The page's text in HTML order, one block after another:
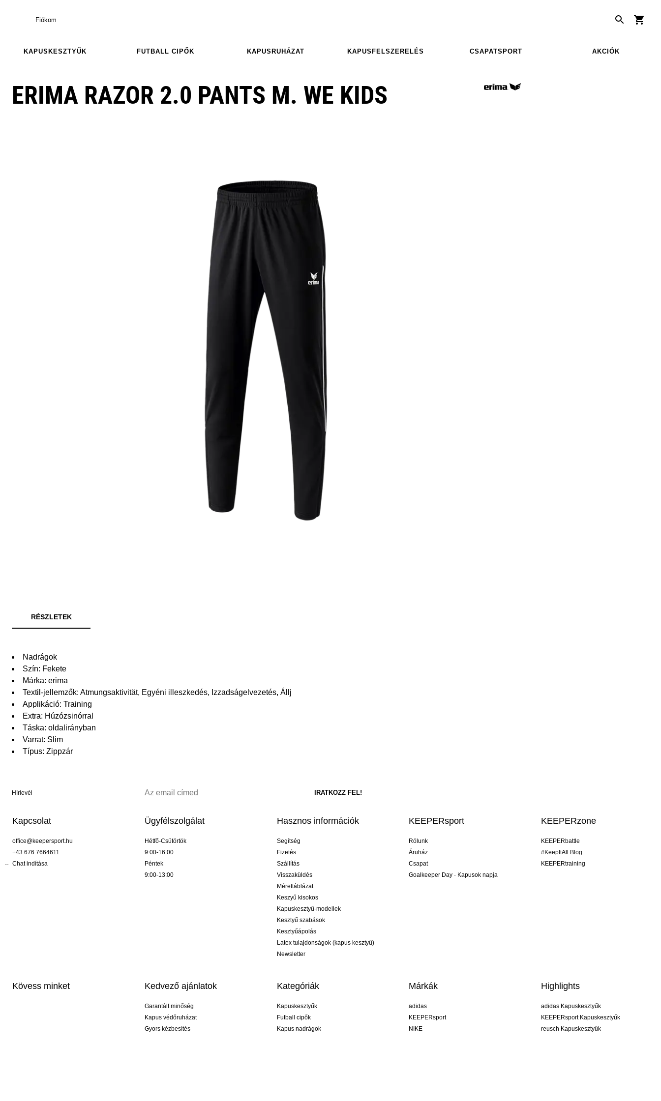
Fiókom
KAPUSKESZTYŰK FUTBALL CIPŐK KAPUSRUHÁZAT KAPUSFELSZERELÉS CSAPATSPORT AKCIÓK
ERIMA RAZOR 2.0 PANTS M. WE KIDS
RÉSZLETEK
Nadrágok
Szín: Fekete
Márka: erima
Textil-jellemzők: Atmungsaktivität, Egyéni illeszkedés, Izzadságelvezetés, Állj
Applikáció: Training
Extra: Húzózsinórral
Táska: oldalirányban
Varrat: Slim
Típus: Zippzár
Hírlevél
Kapcsolat
office@keepersport.hu
+43 676 7664611
Chat indítása
Ügyfélszolgálat
Hétfő-Csütörtök
9:00-16:00
Péntek
9:00-13:00
Hasznos információk
Segítség
Fizetés
Szállítás
Visszaküldés
Mérettáblázat
Keszyű kisokos
Kapuskesztyű-modellek
Kesztyű szabások
Kesztyűápolás
Latex tulajdonságok (kapus kesztyű)
Newsletter
KEEPERsport
Rólunk
Áruház
Csapat
Goalkeeper Day - Kapusok napja
KEEPERzone
KEEPERbattle
#KeepItAll Blog
KEEPERtraining
Kövess minket Kedvező ajánlatok
Garantált minőség
Kapus védőruházat
Gyors kézbesítés
Kategóriák
Kapuskesztyűk
Futball cipők
Kapus nadrágok
Márkák
adidas
KEEPERsport
NIKE
Highlights
adidas Kapuskesztyűk
KEEPERsport Kapuskesztyűk
reusch Kapuskesztyűk